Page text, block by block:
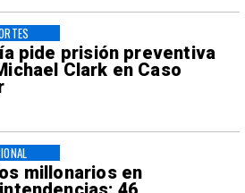
pide prisión preventiva
Clark en Caso
millonarios en